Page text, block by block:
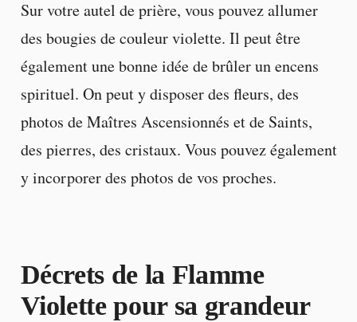
Sur votre autel de prière, vous pouvez allumer
des bougies de couleur violette. Il peut être
également une bonne idée de brûler un encens
spirituel. On peut y disposer des fleurs, des
photos de Maîtres Ascensionnés et de Saints,
des pierres, des cristaux. Vous pouvez également
y incorporer des photos de vos proches.
Décrets de la Flamme
Violette pour sa grandeur